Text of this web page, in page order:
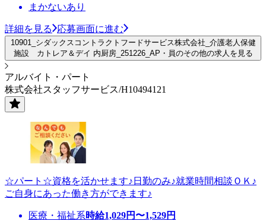
まかないあり
詳細を見る 応募画面に進む
10901_シダックスコントラクトフードサービス株式会社_介護老人保健
施設 カトレア＆デイ 内厨房_251226_AP・員のその他の求人を見る
アルバイト・パート
株式会社スタッフサービス/H10494121
☆パート☆資格を活かせます♪日勤のみ♪就業時間相談ＯＫ♪
ご自身にあった働き方ができます♪
医療・福祉系時給1,029円〜1,529円